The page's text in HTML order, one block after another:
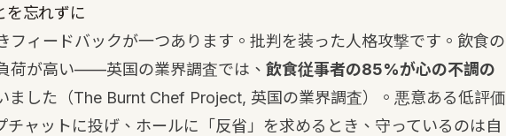
を忘れずに
フィードバックが一つあります。批判を装った人格攻撃です。飲食の
荷が高い——英国の業界調査では、 飲食従事者の85%が心の不調の
ました（The Burnt Chef Project, 英国の業界調査）。悪意ある低評価
チャットに投げ、ホールに「反省」を求めるとき、守っているのは自